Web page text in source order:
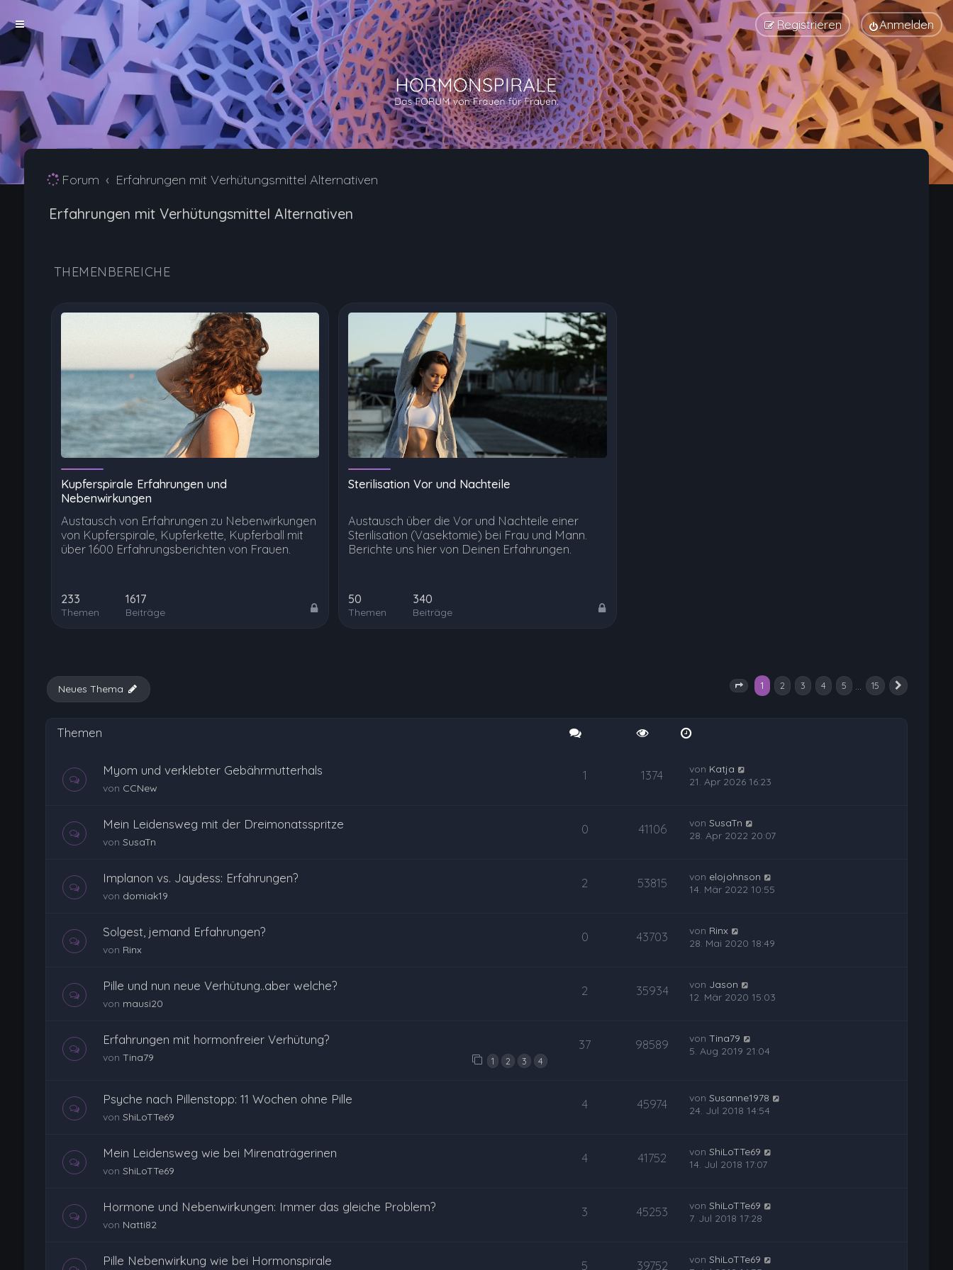
Anmelden
Registrieren
Forum Erfahrungen mit Verhütungsmittel Alternativen
Erfahrungen mit Verhütungsmittel Alternativen
Kupferspirale Erfahrungen und
Nebenwirkungen
Austausch von Erfahrungen zu Nebenwirkungen
von Kupferspirale, Kupferkette, Kupferball mit
über 1600 Erfahrungsberichten von Frauen.
233
Themen
1617
Beiträge
Sterilisation Vor und Nachteile
Austausch über die Vor und Nachteile einer
Sterilisation (Vasektomie) bei Frau und Mann.
Berichte uns hier von Deinen Erfahrungen.
50
Themen
340
Beiträge
Neues Thema Seite 1 von
1 2 3 4 5 15
Themen
Myom und verklebter Gebährmutterhals
von CCNew
1 1374 von Katja
21. Apr 2026 16:23
Mein Leidensweg mit der Dreimonatsspritze
von SusaTn
0 41106 vonSusaTn
28. Apr 2022 20:07
Implanon vs. Jaydess: Erfahrungen?
von domiak19
2 53815 von elojohnson
14. Mär 2022 10:55
Solgest, jemand Erfahrungen?
von Rinx
0 43703 von Rinx
28. Mai 2020 18:49
Pille und nun neue Verhütung..aber welche?
von mausi20
2 35934 von Jason
12. Mär 2020 15:03
Erfahrungen mit hormonfreier Verhütung?
von Tina79 1 2 3 4
37 98589 vonTina79
5. Aug 2019 21:04
Psyche nach Pillenstopp: 11 Wochen ohne Pille
von ShiLoTTe69
4 45974 vonSusanne1978
24. Jul 2018 14:54
Mein Leidensweg wie bei Mirenaträgerinen
von ShiLoTTe69
4 41752 vonShiLoTTe69
14. Jul 2018 17:07
Hormone und Nebenwirkungen: Immer das gleiche Problem?
von Natti82
3 45253 vonShiLoTTe69
7. Jul 2018 17:28
Pille Nebenwirkung wie bei Hormonspirale 5 39752 vonShiLoTTe69